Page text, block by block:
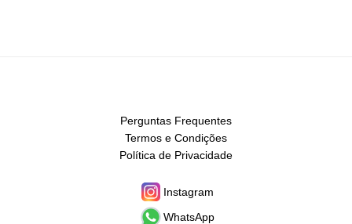
Perguntas Frequentes
Termos e Condições
Política de Privacidade
Instagram
WhatsApp